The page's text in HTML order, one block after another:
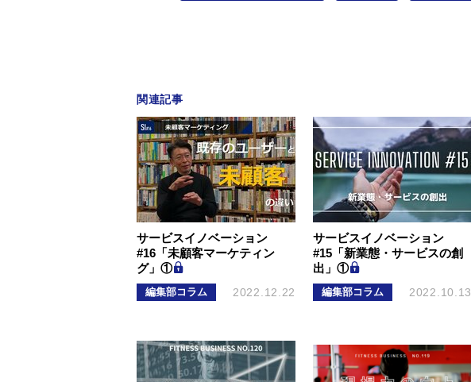
関連記事
サービスイノベーション
#16「未顧客マーケティン
グ」①
編集部コラム 2022.12.22
サービスイノベーション
#15「新業態・サービスの創
出」①
編集部コラム 2022.10.13